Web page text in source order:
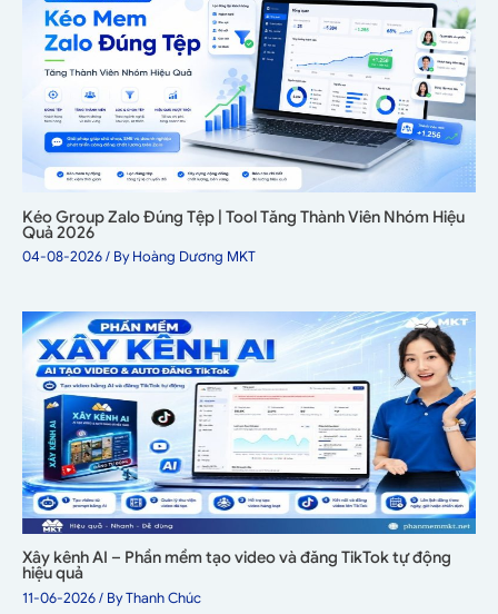
Kéo Group Zalo Đúng Tệp | Tool Tăng Thành Viên Nhóm Hiệu
Quả 2026
04-08-2026/ ByHoàng Dương MKT
Xây kênh AI – Phần mềm tạo video và đăng TikTok tự động
hiệu quả
11-06-2026/ ByThanh Chúc